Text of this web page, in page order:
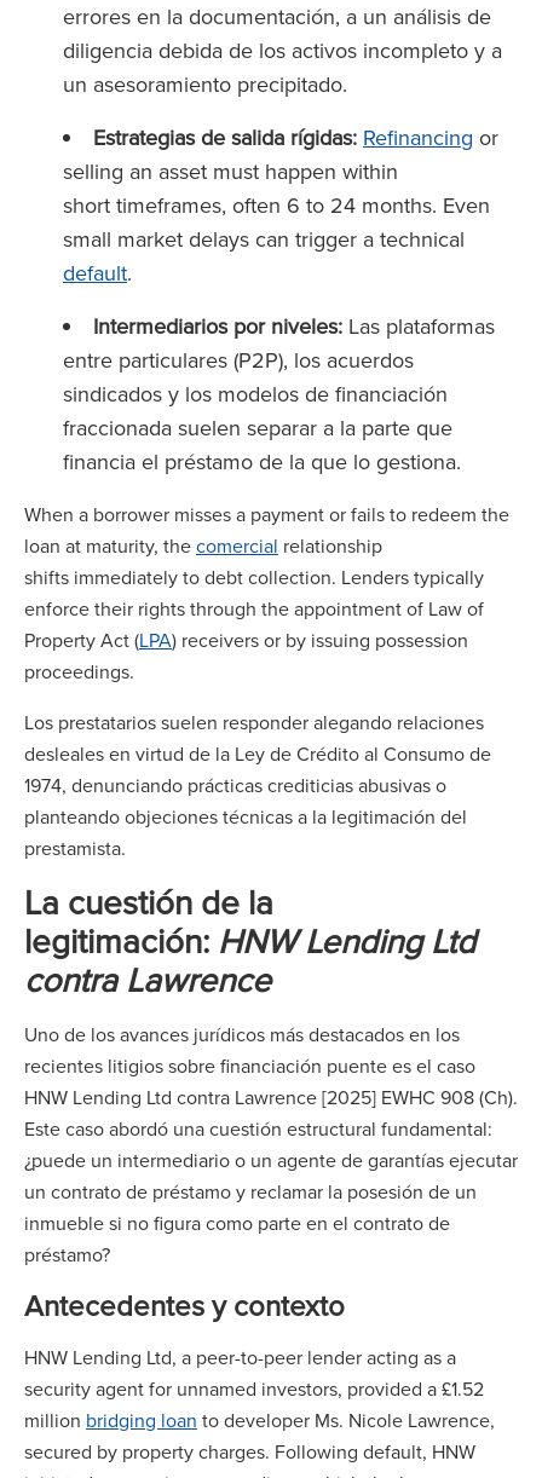
errores en la documentación, a un análisis de
diligencia debida de los activos incompleto y a
un asesoramiento precipitado.
Estrategias de salida rígidas: Refinancing or
selling an asset must happen within
short timeframes, often 6 to 24 months. Even
small market delays can trigger a technical
default.
Intermediarios por niveles: Las plataformas
entre particulares (P2P), los acuerdos
sindicados y los modelos de financiación
fraccionada suelen separar a la parte que
financia el préstamo de la que lo gestiona.
When a borrower misses a payment or fails to redeem the
loan at maturity, thecomercial relationship
shifts immediately to debt collection. Lenders typically
enforce their rights through the appointment of Law of
Property Act (LPA) receivers or by issuing possession
proceedings.
Los prestatarios suelen responder alegando relaciones
desleales en virtud de la Ley de Crédito al Consumo de
1974, denunciando prácticas crediticias abusivas o
planteando objeciones técnicas a la legitimación del
prestamista.
La cuestión de la
legitimación: HNW Lending Ltd
contra Lawrence
Uno de los avances jurídicos más destacados en los
recientes litigios sobre financiación puente es el caso
HNW Lending Ltd contra Lawrence [2025] EWHC 908 (Ch).
Este caso abordó una cuestión estructural fundamental:
¿puede un intermediario o un agente de garantías ejecutar
un contrato de préstamo y reclamar la posesión de un
inmueble si no figura como parte en el contrato de
préstamo?
Antecedentes y contexto
HNW Lending Ltd, a peer-to-peer lender acting as a
security agent for unnamed investors, provided a £1.52
million bridging loan to developer Ms. Nicole Lawrence,
secured by property charges. Following default, HNW